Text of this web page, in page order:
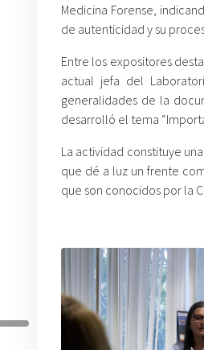
Medicina Forense,
de autenticidad y su
Entre los expositores
actual jefa del
generalidades de la
desarrolló el tema
La actividad constituye
que dé a luz un frente
que son conocidos por la